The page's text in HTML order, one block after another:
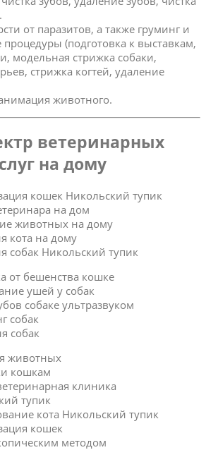
от паразитов, а также груминг и
процедуры (подготовка к выставкам,
модельная стрижка собаки,
стрижка когтей, удаление
животного.
ветеринарных
на дому
кошек Никольский тупик
на дом
животных на дому
кота на дому
собак Никольский тупик
от бешенства кошке
ушей у собак
собаке ультразвуком
собак
собак
животных
кошкам
клиника
тупик
кота Никольский тупик
кошек
методом